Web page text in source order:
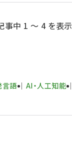
事中 1 ～ 4 を表示
言語 AI・人工知能